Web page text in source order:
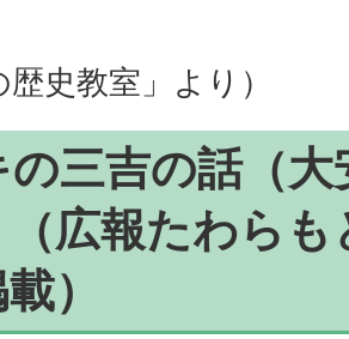
歴史教室」より）
の三吉の話（
広報たわらも
）